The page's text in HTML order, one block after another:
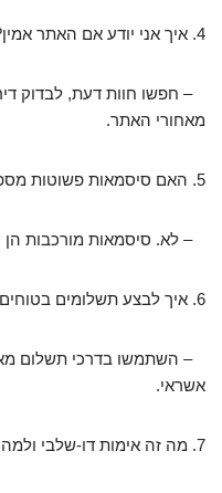
4. איך אני יודע אם האתר אמין?
– חפשו חוות דעת, לבדוק
מאחורי האתר.
5. האם סיסמאות פשוטות מספקות אבטחה?
– לא. סיסמאות מורכבות הן
6. איך לבצע תשלומים בטוחים בלוטו אונליין?
אשראי.
7. מה זה אימות דו-שלבי ולמה זה חשוב?